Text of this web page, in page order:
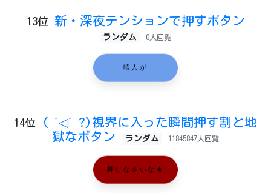
13位 新・深夜テンションで押すボタン
ランダム 0人回覧
暇人が
14位
( ˙◁˙ ?)視界に入った瞬間押す割と地
獄なボタン
ランダム 11845847人回覧
押しなさいな★